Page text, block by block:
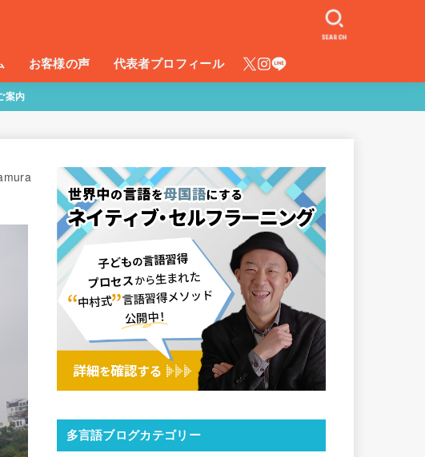
お客様の声 代表者プロフィール
SEARCH
案内
多言語ブログカテゴリー